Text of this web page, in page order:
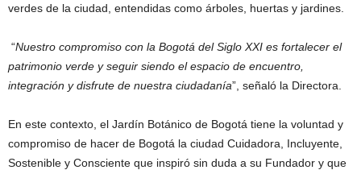
verdes de la ciudad, entendidas como árboles, huertas y jardines.
“Nuestro compromiso con la Bogotá del Siglo XXI es fortalecer el
patrimonio verde y seguir siendo el espacio de encuentro,
integración y disfrute de nuestra ciudadanía”, señaló la Directora.
En este contexto, el Jardín Botánico de Bogotá tiene la voluntad y
compromiso de hacer de Bogotá la ciudad Cuidadora, Incluyente,
Sostenible y Consciente que inspiró sin duda a su Fundador y que